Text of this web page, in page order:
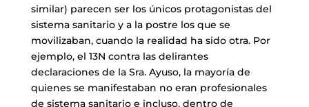
similar) parecen ser los únicos protagonistas del
sistema sanitario y a la postre los que se
movilizaban, cuando la realidad ha sido otra. Por
ejemplo, el 13N contra las delirantes
declaraciones de la Sra. Ayuso, la mayoría de
quienes se manifestaban no eran profesionales
de sistema sanitario e incluso, dentro de